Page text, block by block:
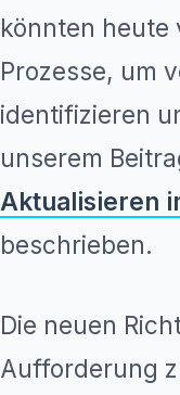
könnten heute
Prozesse, um
identifizieren
unserem
Aktualisieren
beschrieben.
Die neuen
Aufforderung